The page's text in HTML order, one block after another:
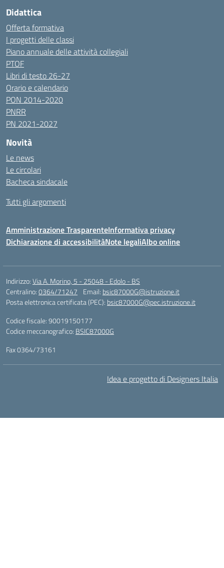
Didattica
Offerta formativa
I progetti delle classi
Piano annuale delle attività collegiali
PTOF
Libri di testo 26-27
Orario e calendario
PON 2014-2020
PNRR
PN 2021-2027
Novità
Le news
Le circolari
Bacheca sindacale
Tutti gli argomenti
Amministrazione TrasparenteInformativa privacy
Dichiarazione di accessibilitàNote legaliAlbo online
Indirizzo:Via A. Morino, 5 - 25048 - Edolo - BS
Centralino:0364/71247 Email: bsic87000G@istruzione.it
Posta elettronica certificata (PEC): bsic87000G@pec.istruzione.it
Codice fiscale: 90019150177
Codice meccanografico: BSIC87000G
Fax 0364/73161
Idea e progetto di Designers Italia